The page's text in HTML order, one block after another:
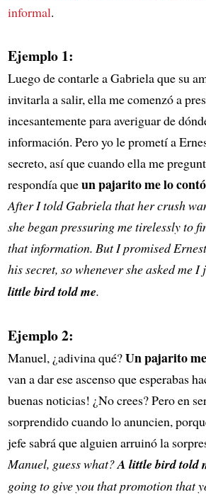
informal.
Ejemplo 1:
Luego de contarle a Gabriela que su
invitarla a salir, ella me comenzó a
incesantemente para averiguar de
información. Pero yo le prometí a
secreto, así que cuando ella me
respondía queun pajarito me lo contó
After I told Gabriela that her crush
she began pressuring me tirelessly to
that information. But I promised
his secret, so whenever she asked me
little bird told me.
Ejemplo 2:
Manuel, ¿adivina qué?Un pajarito
van a dar ese ascenso que esperabas
buenas noticias! ¿No crees? Pero en
sorprendido cuando lo anuncien,
jefe sabrá que alguien arruinó la
Manuel, guess what?A little bird told
going to give you that promotion that